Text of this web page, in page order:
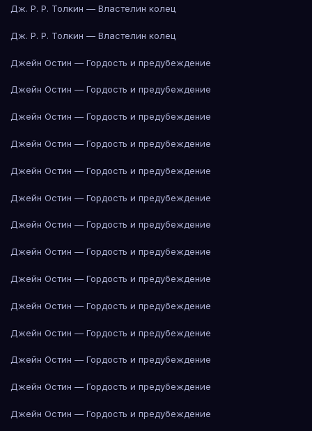
Дж. Р. Р. Толкин — Властелин колец
Дж. Р. Р. Толкин — Властелин колец
Джейн Остин — Гордость и предубеждение
Джейн Остин — Гордость и предубеждение
Джейн Остин — Гордость и предубеждение
Джейн Остин — Гордость и предубеждение
Джейн Остин — Гордость и предубеждение
Джейн Остин — Гордость и предубеждение
Джейн Остин — Гордость и предубеждение
Джейн Остин — Гордость и предубеждение
Джейн Остин — Гордость и предубеждение
Джейн Остин — Гордость и предубеждение
Джейн Остин — Гордость и предубеждение
Джейн Остин — Гордость и предубеждение
Джейн Остин — Гордость и предубеждение
Джейн Остин — Гордость и предубеждение